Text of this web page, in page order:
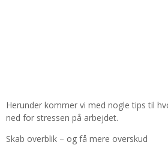
Herunder kommer vi med nogle tips til
ned for stressen på arbejdet.
Skab overblik – og få mere overskud